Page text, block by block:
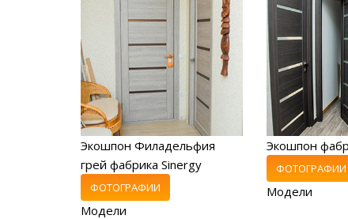
Экошпон Филадельфия
грей фабрика Sinergy
ФОТОГРАФИИ
Модели
Экошпон
ФОТОГРАФИИ
Модели